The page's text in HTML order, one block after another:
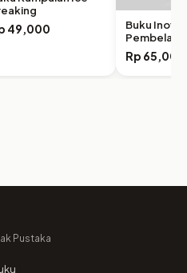
49,000
Buku
Religius:
Bahan…
Rp 65,000
Pustaka